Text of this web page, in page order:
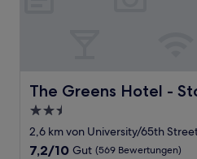
The Greens Hotel -
The Greens Hotel -
2.5-
Sterne-
Unterkunft
2,6 km von University/65th
7.2
7,2/10 Gut (569 Bewertungen)